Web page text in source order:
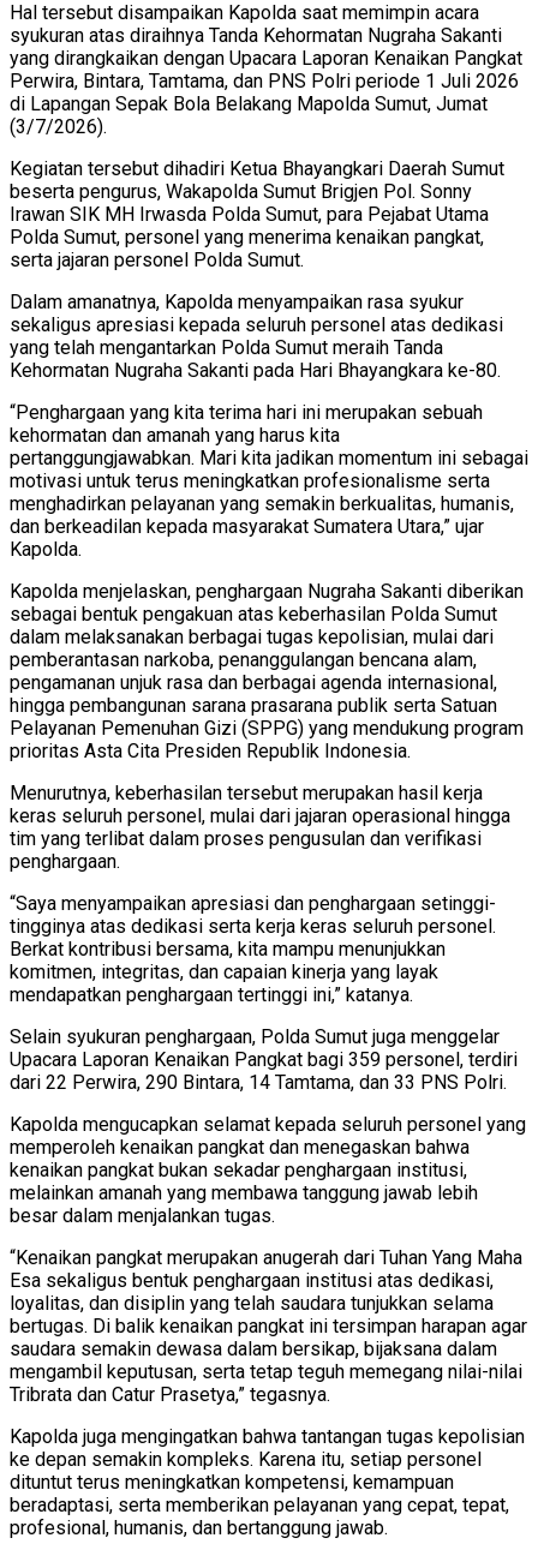
Hal tersebut disampaikan Kapolda saat memimpin acara
syukuran atas diraihnya Tanda Kehormatan Nugraha Sakanti
yang dirangkaikan dengan Upacara Laporan Kenaikan Pangkat
Perwira, Bintara, Tamtama, dan PNS Polri periode 1 Juli 2026
di Lapangan Sepak Bola Belakang Mapolda Sumut, Jumat
(3/7/2026).
Kegiatan tersebut dihadiri Ketua Bhayangkari Daerah Sumut
beserta pengurus, Wakapolda Sumut Brigjen Pol. Sonny
Irawan SIK MH Irwasda Polda Sumut, para Pejabat Utama
Polda Sumut, personel yang menerima kenaikan pangkat,
serta jajaran personel Polda Sumut.
Dalam amanatnya, Kapolda menyampaikan rasa syukur
sekaligus apresiasi kepada seluruh personel atas dedikasi
yang telah mengantarkan Polda Sumut meraih Tanda
Kehormatan Nugraha Sakanti pada Hari Bhayangkara ke-80.
“Penghargaan yang kita terima hari ini merupakan sebuah
kehormatan dan amanah yang harus kita
pertanggungjawabkan. Mari kita jadikan momentum ini sebagai
motivasi untuk terus meningkatkan profesionalisme serta
menghadirkan pelayanan yang semakin berkualitas, humanis,
dan berkeadilan kepada masyarakat Sumatera Utara,” ujar
Kapolda.
Kapolda menjelaskan, penghargaan Nugraha Sakanti diberikan
sebagai bentuk pengakuan atas keberhasilan Polda Sumut
dalam melaksanakan berbagai tugas kepolisian, mulai dari
pemberantasan narkoba, penanggulangan bencana alam,
pengamanan unjuk rasa dan berbagai agenda internasional,
hingga pembangunan sarana prasarana publik serta Satuan
Pelayanan Pemenuhan Gizi (SPPG) yang mendukung program
prioritas Asta Cita Presiden Republik Indonesia.
Menurutnya, keberhasilan tersebut merupakan hasil kerja
keras seluruh personel, mulai dari jajaran operasional hingga
tim yang terlibat dalam proses pengusulan dan verifikasi
penghargaan.
“Saya menyampaikan apresiasi dan penghargaan setinggi-
tingginya atas dedikasi serta kerja keras seluruh personel.
Berkat kontribusi bersama, kita mampu menunjukkan
komitmen, integritas, dan capaian kinerja yang layak
mendapatkan penghargaan tertinggi ini,” katanya.
Selain syukuran penghargaan, Polda Sumut juga menggelar
Upacara Laporan Kenaikan Pangkat bagi 359 personel, terdiri
dari 22 Perwira, 290 Bintara, 14 Tamtama, dan 33 PNS Polri.
Kapolda mengucapkan selamat kepada seluruh personel yang
memperoleh kenaikan pangkat dan menegaskan bahwa
kenaikan pangkat bukan sekadar penghargaan institusi,
melainkan amanah yang membawa tanggung jawab lebih
besar dalam menjalankan tugas.
“Kenaikan pangkat merupakan anugerah dari Tuhan Yang Maha
Esa sekaligus bentuk penghargaan institusi atas dedikasi,
loyalitas, dan disiplin yang telah saudara tunjukkan selama
bertugas. Di balik kenaikan pangkat ini tersimpan harapan agar
saudara semakin dewasa dalam bersikap, bijaksana dalam
mengambil keputusan, serta tetap teguh memegang nilai-nilai
Tribrata dan Catur Prasetya,” tegasnya.
Kapolda juga mengingatkan bahwa tantangan tugas kepolisian
ke depan semakin kompleks. Karena itu, setiap personel
dituntut terus meningkatkan kompetensi, kemampuan
beradaptasi, serta memberikan pelayanan yang cepat, tepat,
profesional, humanis, dan bertanggung jawab.